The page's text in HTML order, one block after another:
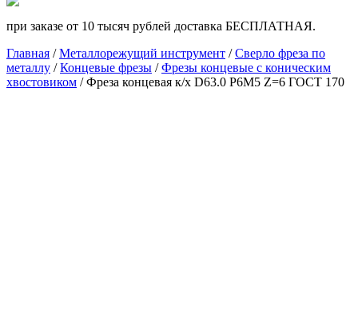
при заказе от 10 тысяч рублей доставка БЕСПЛАТНАЯ.
Главная /Металлорежущий инструмент /Сверло фреза по
металлу /Концевые фрезы /Фрезы концевые с коническим
хвостовиком / Фреза концевая к/х D63.0 Р6М5 Z=6 ГОСТ 170